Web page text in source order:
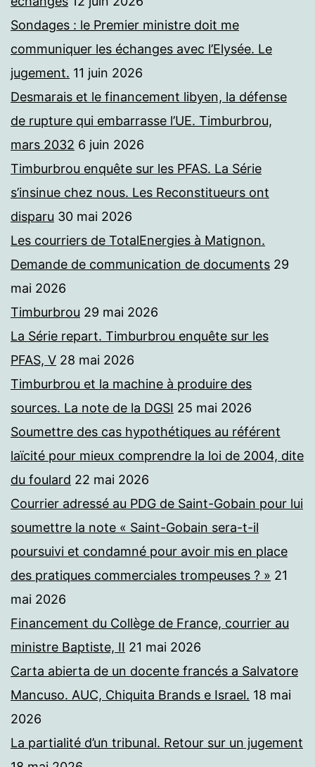
Sondages : le Premier ministre doit me
communiquer les échanges avec l’Elysée. Le
jugement. 11 juin 2026
Desmarais et le financement libyen, la défense
de rupture qui embarrasse l’UE. Timburbrou,
mars 2032 6 juin 2026
Timburbrou enquête sur les PFAS. La Série
s’insinue chez nous. Les Reconstitueurs ont
disparu 30 mai 2026
Les courriers de TotalEnergies à Matignon.
Demande de communication de documents 29
mai 2026
Timburbrou 29 mai 2026
La Série repart. Timburbrou enquête sur les
PFAS, V 28 mai 2026
Timburbrou et la machine à produire des
sources. La note de la DGSI 25 mai 2026
Soumettre des cas hypothétiques au référent
laïcité pour mieux comprendre la loi de 2004, dite
du foulard 22 mai 2026
Courrier adressé au PDG de Saint-Gobain pour lui
soumettre la note « Saint-Gobain sera-t-il
poursuivi et condamné pour avoir mis en place
des pratiques commerciales trompeuses ? » 21
mai 2026
Financement du Collège de France, courrier au
ministre Baptiste, II 21 mai 2026
Carta abierta de un docente francés a Salvatore
Mancuso. AUC, Chiquita Brands e Israel. 18 mai
2026
La partialité d’un tribunal. Retour sur un jugement